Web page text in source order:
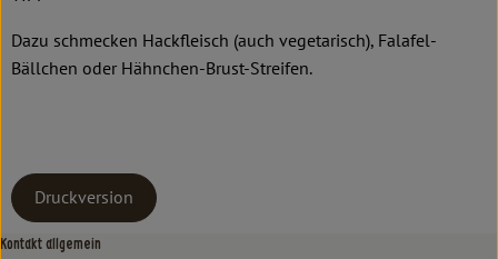
Dazu schmecken Hackfleisch (auch vegetarisch), Falafel-
Bällchen oder Hähnchen-Brust-Streifen.
Druckversion
Kontakt allgemein